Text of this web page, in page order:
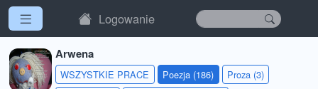
Logowanie
Arwena
WSZYSTKIE PRACE Poezja (186)
Proza (3)